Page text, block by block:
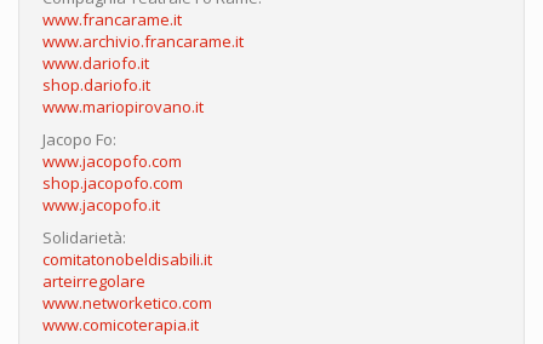
www.francarame.it
www.archivio.francarame.it
www.dariofo.it
shop.dariofo.it
www.mariopirovano.it
Jacopo Fo:
www.jacopofo.com
shop.jacopofo.com
www.jacopofo.it
Solidarietà:
comitatonobeldisabili.it
arteirregolare
www.networketico.com
www.comicoterapia.it